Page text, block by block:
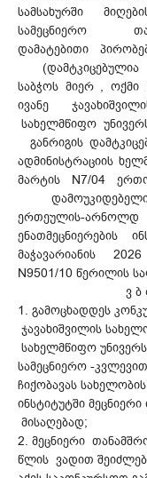
სამსახურში
სამეცნიერო
დამატებითი
(დამტკიცებულია
საბჭოს მიერ ,
ივანე
სახელმწიფო
განრიგის
ადმინისტრაციის
მარტის N7/04
ერთეულის-
ენათმეცნიერების
მაჭავარიანის
N9501/10 წერილის
ვ ბ
1. გამოცხადდეს
ჯავახიშვილის
სახელმწიფო
სამეცნიერო -
ჩიქობავას
ინსტიტუტში
მისაღებად;
2. მეცნიერი
წლის ვადით